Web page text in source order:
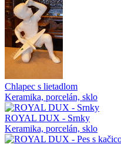
Chlapec s lietadlom
Keramika, porcelán, sklo
ROYAL DUX - Srnky
Keramika, porcelán, sklo